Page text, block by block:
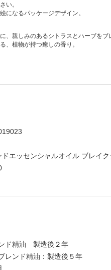
い。
になるパッケージデザイン。
、親しみのあるシトラスとハーブをブ
、植物が持つ癒しの香り。
エッセンシャルオイル ブレイ
ド精油 製造後２年
レンド精油：製造後５年